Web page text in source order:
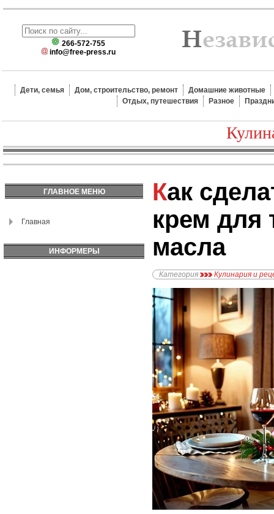
266-572-755
info@free-press.ru
Дети, семья Дом, строительство, ремонт
Домашние животные
Отдых, путешествия
Разное
ГЛАВНОЕ МЕНЮ
Главная
ИНФОРМЕРЫ
Как сделать воздушный
крем для
масла
Категория Кулинария и